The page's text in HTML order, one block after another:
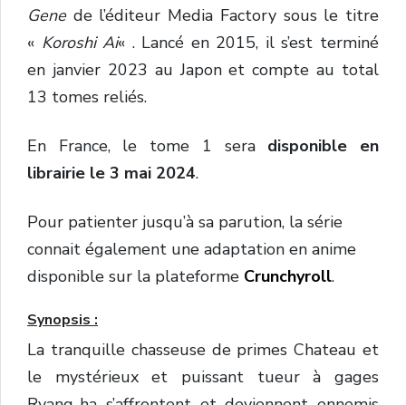
Genede l’éditeur Media Factory sous le titre
« Koroshi Ai« . Lancé en 2015, il s’est terminé
en janvier 2023 au Japon et compte au total
13 tomes reliés.
En France, le tome 1 sera disponible en
librairie le 3 mai 2024.
Pour patienter jusqu’à sa parution, la série
connait également une adaptation en anime
disponible sur la plateforme Crunchyroll.
Synopsis :
La tranquille chasseuse de primes Chateau et
le mystérieux et puissant tueur à gages